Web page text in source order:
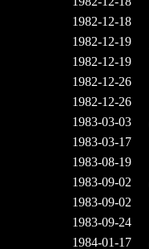
1982-12-18
1982-12-19
1982-12-19
1982-12-26
1982-12-26
1983-03-03
1983-03-17
1983-08-19
1983-09-02
1983-09-02
1983-09-24
1984-01-17